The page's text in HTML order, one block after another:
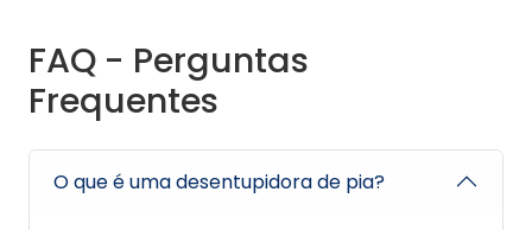
FAQ - Perguntas
Frequentes
O que é uma desentupidora de pia?